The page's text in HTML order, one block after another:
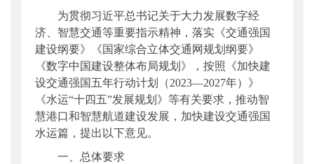
主题分类：其他
公文类型：部文件
为贯彻习近平总书记关于大力发展数字经
济、智慧交通等重要指示精神，落实《交通强国
建设纲要》《国家综合立体交通网规划纲要》
《数字中国建设整体布局规划》，按照《加快建
设交通强国五年行动计划（2023—2027年）》
《水运“十四五”发展规划》等有关要求，推动智
慧港口和智慧航道建设发展，加快建设交通强国
水运篇，提出以下意见。
一、总体要求